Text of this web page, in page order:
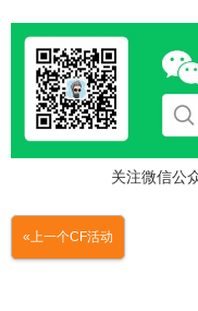
关注微信公
«上一个CF活动